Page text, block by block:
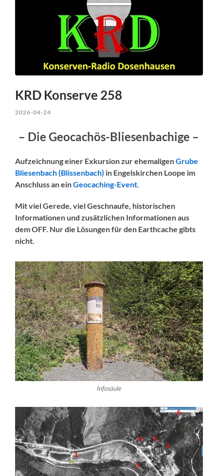
KRD Konserve 258
2026-04-24
– Die Geocachös-Bliesenbachige –
Aufzeichnung einer Exkursion zur ehemaligenGrube
Bliesenbach (Blissenbach) in Engelskirchen Loope im
Anschluss an einGeocaching-Event.
Mit viel Gerede, viel Geschnaufe, historischen
Informationen und zusätzlichen Informationen aus
dem OFF. Nur die Lösungen für den Earthcache gibts
nicht.
Infosäule